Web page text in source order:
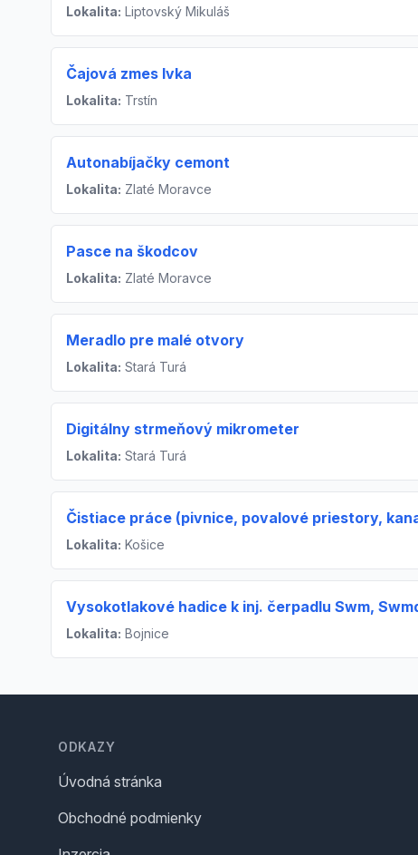
Lokalita: Liptovský Mikuláš
Čajová zmes Ivka
Lokalita: Trstín
Autonabíjačky cemont
Lokalita: Zlaté Moravce
Pasce na škodcov
Lokalita: Zlaté Moravce
Meradlo pre malé otvory
Lokalita: Stará Turá
Digitálny strmeňový mikrometer
Lokalita: Stará Turá
Čistiace práce (pivnice, povalové priestory,
Lokalita: Košice
Vysokotlakové hadice k inj. čerpadlu Swm,
Lokalita: Bojnice
ODKAZY
Úvodná stránka
Obchodné podmienky